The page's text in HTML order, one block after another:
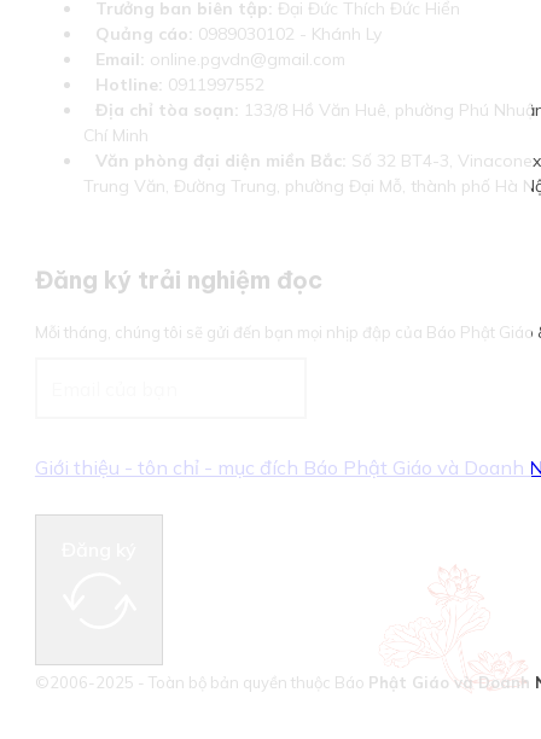
Trưởng ban biên tập: Đại Đức Thích Đức Hiển
Quảng cáo: 0989030102 - Khánh Ly
Email: online.pgvdn@gmail.com
Hotline: 0911997552
Địa chỉ tòa soạn: 133/8 Hồ Văn Huê, phường Phú
Chí Minh
Văn phòng đại diện miền Bắc: Số 32 BT4-3,
Trung Văn, Đường Trung, phường Đại Mỗ, thành phố Hà
Đăng ký trải nghiệm đọc
Mỗi tháng, chúng tôi sẽ gửi đến bạn mọi nhịp đập của Báo Phật Giáo
Giới thiệu - tôn chỉ - mục đích Báo Phật Giáo và Doanh
©2006-2025 - Toàn bộ bản quyền thuộc Báo Phật Giáo và Doanh